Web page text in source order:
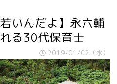
いんだよ】永六輔
る30代保育士
2019/01/02（水）